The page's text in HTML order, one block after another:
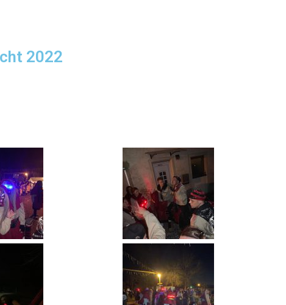
2022